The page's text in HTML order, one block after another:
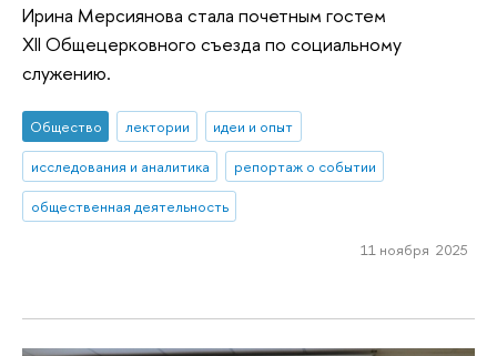
Ирина Мерсиянова стала почетным гостем
XII Общецерковного съезда по социальному
служению.
Общество лектории
идеи и опыт
исследования и аналитика
репортаж о событии
общественная деятельность
11 ноября 2025